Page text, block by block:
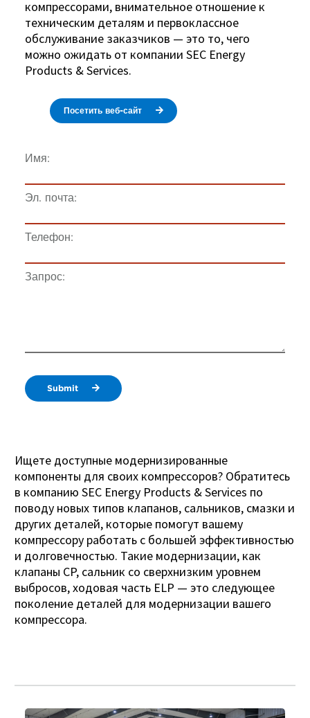
компрессорами, внимательное отношение к
техническим деталям и первоклассное
обслуживание заказчиков — это то, чего
можно ожидать от компании SEC Energy
Products & Services.
Посетить веб-сайт
Имя:
Эл. почта:
Телефон:
Запрос:
Submit
Ищете доступные модернизированные
компоненты для своих компрессоров? Обратитесь
в компанию SEC Energy Products & Services по
поводу новых типов клапанов, сальников, смазки и
других деталей, которые помогут вашему
компрессору работать с большей эффективностью
и долговечностью. Такие модернизации, как
клапаны CP, сальник со сверхнизким уровнем
выбросов, ходовая часть ELP — это следующее
поколение деталей для модернизации вашего
компрессора.